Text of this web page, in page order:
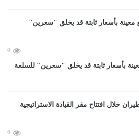
0
بأسعار ثابتة قد يخلق "سعرين" للسلعة
0